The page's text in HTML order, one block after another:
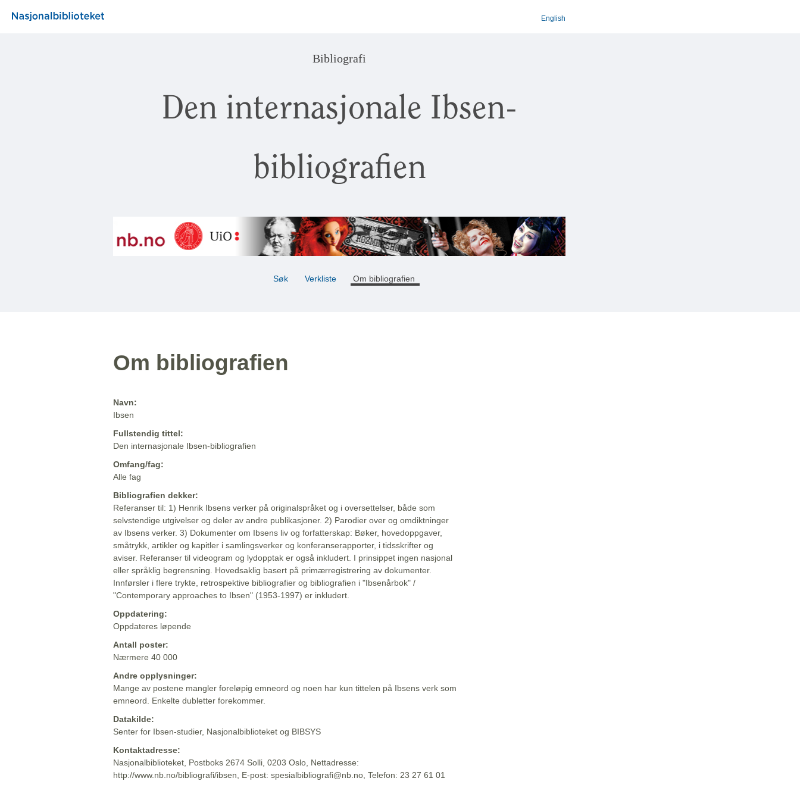
English
Bibliografi
Den internasjonale Ibsen-
bibliografien
Søk Verkliste Om bibliografien
Om bibliografien
Navn:
Ibsen
Fullstendig tittel:
Den internasjonale Ibsen-bibliografien
Omfang/fag:
Alle fag
Bibliografien dekker:
Referanser til: 1) Henrik Ibsens verker på originalspråket og i oversettelser, både som
selvstendige utgivelser og deler av andre publikasjoner. 2) Parodier over og omdiktninger
av Ibsens verker. 3) Dokumenter om Ibsens liv og forfatterskap: Bøker, hovedoppgaver,
småtrykk, artikler og kapitler i samlingsverker og konferanserapporter, i tidsskrifter og
aviser. Referanser til videogram og lydopptak er også inkludert. I prinsippet ingen nasjonal
eller språklig begrensning. Hovedsaklig basert på primærregistrering av dokumenter.
Innførsler i flere trykte, retrospektive bibliografier og bibliografien i "Ibsenårbok" /
"Contemporary approaches to Ibsen" (1953-1997) er inkludert.
Oppdatering:
Oppdateres løpende
Antall poster:
Nærmere 40 000
Andre opplysninger:
Mange av postene mangler foreløpig emneord og noen har kun tittelen på Ibsens verk som
emneord. Enkelte dubletter forekommer.
Datakilde:
Senter for Ibsen-studier, Nasjonalbiblioteket og BIBSYS
Kontaktadresse:
Nasjonalbiblioteket, Postboks 2674 Solli, 0203 Oslo, Nettadresse:
http://www.nb.no/bibliografi/ibsen, E-post: spesialbibliografi@nb.no, Telefon: 23 27 61 01